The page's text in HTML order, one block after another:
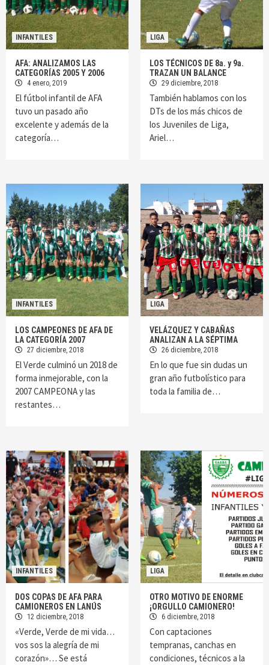
INFANTILES
AFA: ANALIZAMOS LAS
CATEGORÍAS 2005 Y 2006
4 enero, 2019
El fútbol infantil de AFA
tuvo un pasado año
excelente y además de la
categoría…
LIGA
LOS TÉCNICOS DE 8a. y 9a.
TRAZAN UN BALANCE
29 diciembre, 2018
También hablamos con los
DTs de los más chicos de
los Juveniles de Liga,
Ariel…
INFANTILES
LOS CAMPEONES DE AFA DE
LA CATEGORÍA 2007
27 diciembre, 2018
El Verde culminó un 2018 de
forma inmejorable, con la
2007 CAMPEONA y las
restantes…
LIGA
VELÁZQUEZ Y CABAÑAS
ANALIZAN A LA SÉPTIMA
26 diciembre, 2018
En lo que fue sin dudas un
gran año futbolístico para
toda la familia de…
INFANTILES
DOS COPAS DE AFA PARA
CAMIONEROS EN LANÚS
12 diciembre, 2018
«Verde, Verde de mi vida…
vos sos la alegría de mi
corazón»… Se está
LIGA
OTRO MOTIVO DE ENORME
¡ORGULLO CAMIONERO!
6 diciembre, 2018
Con captaciones
tempranas, canchas en
condiciones, técnicos a la